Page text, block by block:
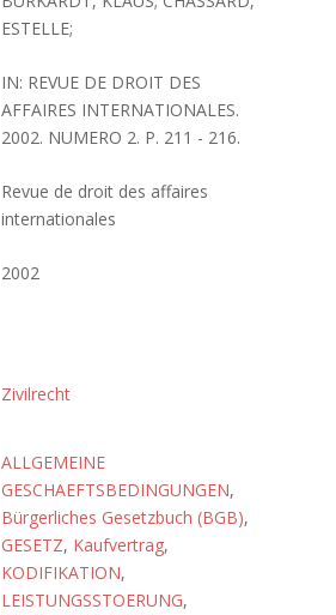
ESTELLE;
IN: REVUE DE DROIT DES
AFFAIRES INTERNATIONALES.
2002. NUMERO 2. P. 211 - 216.
Revue de droit des affaires
internationales
2002
Zivilrecht
ALLGEMEINE
GESCHAEFTSBEDINGUNGEN,
Bürgerliches Gesetzbuch (BGB),
GESETZ, Kaufvertrag,
KODIFIKATION,
LEISTUNGSSTOERUNG,